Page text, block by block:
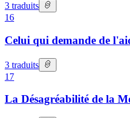
3 traduits
16
Celui qui demande de
3 traduits
17
La Désagréabilité de la